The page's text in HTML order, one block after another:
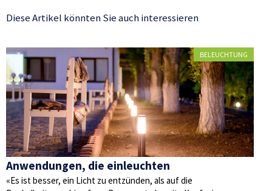
Diese Artikel könnten Sie auch interessieren
BELEUCHTUNG
Anwendungen, die einleuchten
«Es ist besser, ein Licht zu entzünden, als auf die